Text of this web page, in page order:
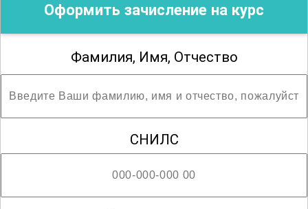
Оформить зачисление на курс
Фамилия, Имя, Отчество
СНИЛС